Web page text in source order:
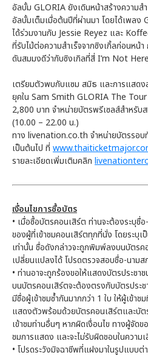
อัลบั้ม GLORIA ยังเดินหน้าสร้างความส
อัลบั้มเต็มเมื่อต้นปีที่ผ่านมา โดยได้เพล
ได้ร่วมงานกับ Jessie Reyez และ
ที่รับไม้ต่อความสำเร็จจากซิงเกิ้ลก่อนหน้
ดันสมมงดีว่ากับซิงเกิลที่สี่ I’m Not
เตรียมตัวพบกับแซม สมิธ และการแสด
ยุคใน Sam Smith GLORIA The
2,800 บาท จำหน่ายบัตรพรีเซลส์สำหรับ
(10.00 – 22.00 น.)
ทาง livenation.co.th จำหน่ายบัตรรอบ
เป็นต้นไป ที่
รายละเอียดเพิ่มเติมคลิก
เงื่อนไขการซื้อบัตร
• เมื่อซื้อบัตรคอนเสิร์ต ท่านจะต้องระบุชื่
ของผู้ที่เข้าชมคอนเสิร์ตทุกที่นั่ง โดยระบุ
เท่านั้น ชื่อดังกล่าวจะถูกพิมพ์ลงบนบัตรค
เปลี่ยนแปลงได้ โปรดตรวจสอบชื่อ-นามส
• ท่านอาจะถูกร้องขอให้แสดงบัตรประชา
บนบัตรคอนเสิร์ตจะต้องตรงกับบัตรประ
มีชื่อผู้เข้าชมซ้ำกันมากกว่า 1 ใบ ให้ผู้เข้า
แสดงตัวพร้อมด้วยบัตรคอนเสิร์ตและบั
เข้าชมท่านอื่นๆ หากผิดเงื่อนไข ทางผู้จัดข
ชมการแสดง และจะไม่รับผิดชอบในความ
• โปรดระวังมิจฉาชีพที่แฝงมาในรูปแบบ